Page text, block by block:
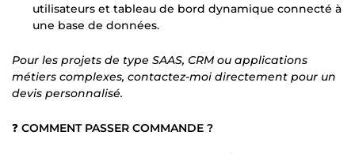
utilisateurs et tableau de bord dynamique connecté à
une base de données.
Pour les projets de type SAAS, CRM ou applications
métiers complexes, contactez-moi directement pour un
devis personnalisé.
❓ COMMENT PASSER COMMANDE ?